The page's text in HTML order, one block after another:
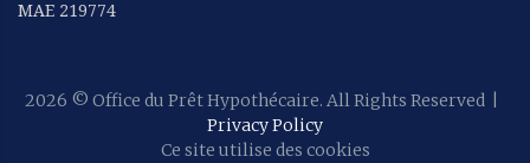
MAE 219774
2026 © Office du Prêt Hypothécaire. All Rights Reserved
Privacy Policy
Ce site utilise des cookies